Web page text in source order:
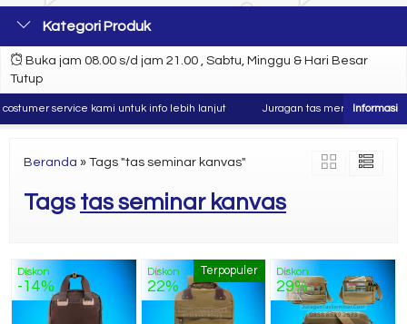
Kategori Produk
Buka jam 08.00 s/d jam 21.00 , Sabtu, Minggu & Hari Besar
Tutup
service kami untuk info lebih lanjut Juragan tas merupakan
Beranda » Tags "tas seminar kanvas"
Tags tas seminar kanvas
Diskon
-14%
Terpopuler
Diskon
22%
Diskon
29%